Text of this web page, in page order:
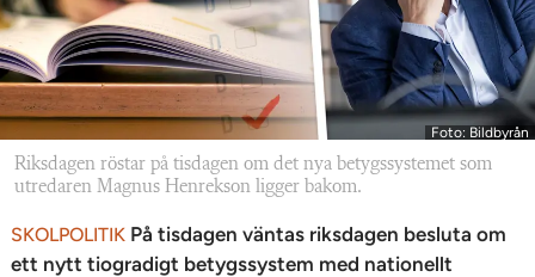
Foto: Bildbyrån
Riksdagen röstar på tisdagen om det nya betygssystemet som
utredaren Magnus Henrekson ligger bakom.
SKOLPOLITIK På tisdagen väntas riksdagen besluta om
ett nytt tiogradigt betygssystem med nationellt